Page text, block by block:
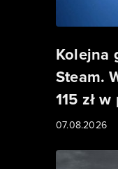
Kolejna
Steam.
115 zł
07.08.2026